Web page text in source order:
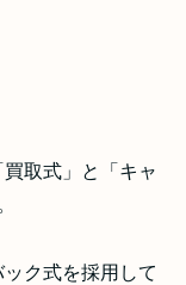
取式」と「キャ
ク式を採用して